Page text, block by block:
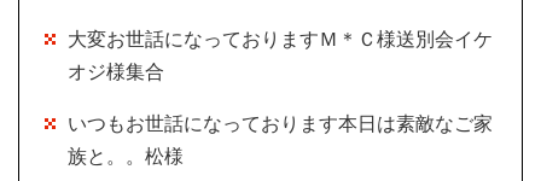
大変お世話になっておりますＭ＊Ｃ様送別会イケ
オジ様集合
いつもお世話になっております本日は素敵なご家
族と。。松様